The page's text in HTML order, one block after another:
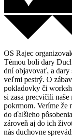
OS Rajec
Témou boli dary
dní objavovať, a dary
veľmi pestrý. O
pokladovky či
si zasa precvičili
pokrmom. Veríme že
do ďalšieho
zároveň aj do ich
nás duchovne